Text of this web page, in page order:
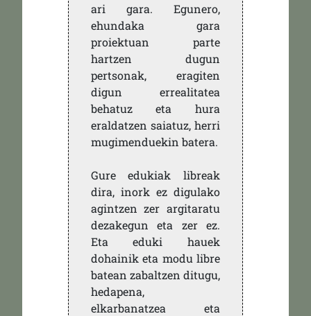
ari gara. Egunero,
ehundaka gara
proiektuan parte
hartzen dugun
pertsonak, eragiten
digun errealitatea
behatuz eta hura
eraldatzen saiatuz, herri
mugimenduekin batera.
Gure edukiak libreak
dira, inork ez digulako
agintzen zer argitaratu
dezakegun eta zer ez.
Eta eduki hauek
dohainik eta modu libre
batean zabaltzen ditugu,
hedapena,
elkarbanatzea eta